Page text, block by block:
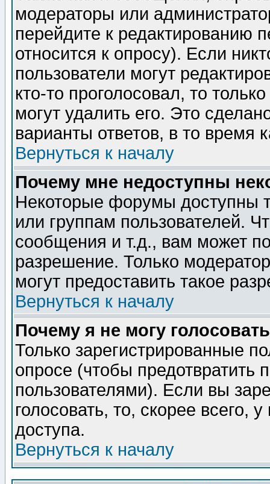
модераторы или
перейдите к редактированию
относится к опросу). Если
пользователи могут
кто-то проголосовал, то
могут удалить его. Это
варианты ответов, в то время
Вернуться к началу
Почему мне недоступны
Некоторые форумы доступны
или группам пользователей.
сообщения и т.д., вам может
разрешение. Только
могут предоставить такое
Вернуться к началу
Почему я не могу
Только зарегистрированные
опросе (чтобы предотвратить
пользователями). Если вы
голосовать, то, скорее всего,
доступа.
Вернуться к началу